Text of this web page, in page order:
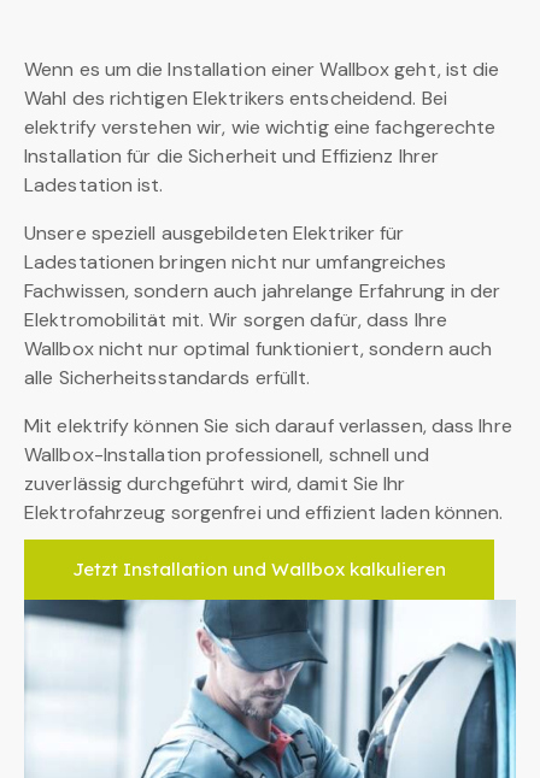
Wenn es um die Installation einer Wallbox geht, ist die
Wahl des richtigen Elektrikers entscheidend. Bei
elektrify verstehen wir, wie wichtig eine fachgerechte
Installation für die Sicherheit und Effizienz Ihrer
Ladestation ist.
Unsere speziell ausgebildeten Elektriker für
Ladestationen bringen nicht nur umfangreiches
Fachwissen, sondern auch jahrelange Erfahrung in der
Elektromobilität mit. Wir sorgen dafür, dass Ihre
Wallbox nicht nur optimal funktioniert, sondern auch
alle Sicherheitsstandards erfüllt.
Mit elektrify können Sie sich darauf verlassen, dass Ihre
Wallbox-Installation professionell, schnell und
zuverlässig durchgeführt wird, damit Sie Ihr
Elektrofahrzeug sorgenfrei und effizient laden können.
Jetzt Installation und Wallbox kalkulieren